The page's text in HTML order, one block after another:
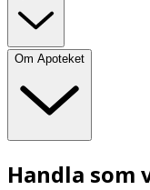
Om Apoteket
Handla som